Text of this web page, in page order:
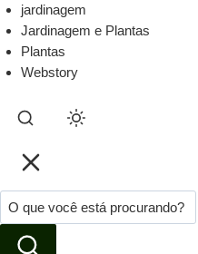
jardinagem
Jardinagem e Plantas
Plantas
Webstory